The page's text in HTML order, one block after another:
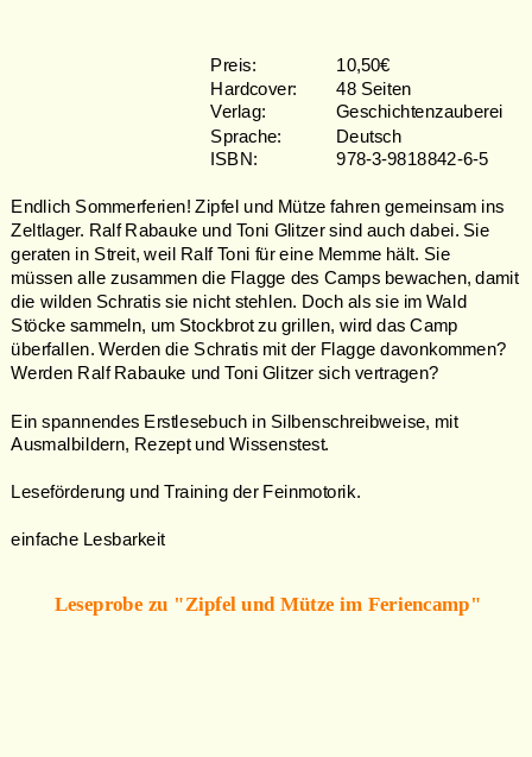
Leseprobe zu "Zipfel und Mütze im Feriencamp"
Preis: 10,50€
Hardcover: 48 Seiten
Verlag: Geschichtenzauberei
Sprache: Deutsch
ISBN: 978-3-9818842-6-5
Endlich Sommerferien! Zipfel und Mütze fahren gemeinsam ins
Zeltlager. Ralf Rabauke und Toni Glitzer sind auch dabei. Sie
geraten in Streit, weil Ralf Toni für eine Memme hält. Sie
müssen alle zusammen die Flagge des Camps bewachen, damit
die wilden Schratis sie nicht stehlen. Doch als sie im Wald
Stöcke sammeln, um Stockbrot zu grillen, wird das Camp
überfallen. Werden die Schratis mit der Flagge davonkommen?
Werden Ralf Rabauke und Toni Glitzer sich vertragen?
Ein spannendes Erstlesebuch in Silbenschreibweise, mit
Ausmalbildern, Rezept und Wissenstest.
Leseförderung und Training der Feinmotorik.
einfache Lesbarkeit